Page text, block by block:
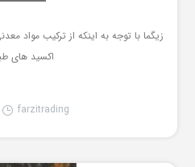
زیگما با توجه به اینکه از ترکیب مواد
اکسید های
farzitrading